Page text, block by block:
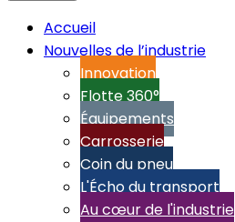
Accueil
Nouvelles de l’industrie
Innovation
Flotte 360°
Équipements
Carrosserie
Coin du pneu
L'Écho du transport
Au cœur de l'industrie